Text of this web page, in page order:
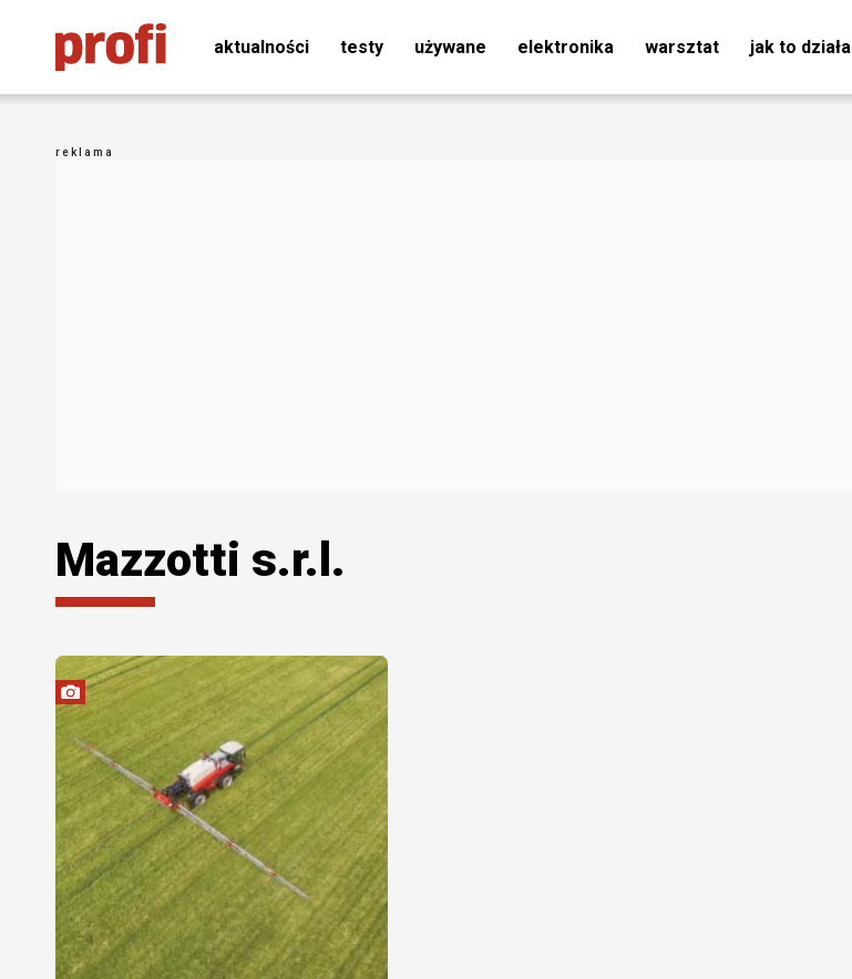
aktualności testy używane elektronika warsztat jak to działa
Mazzotti s.r.l.